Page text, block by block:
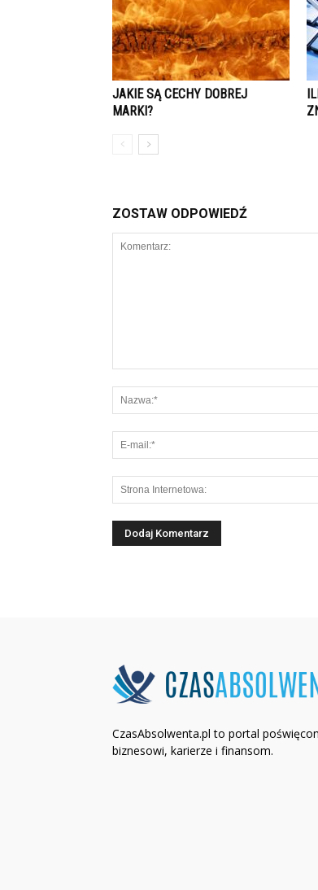
JAKIE SĄ CECHY DOBREJ
MARKI?
ZOSTAW ODPOWIEDŹ
CzasAbsolwenta.pl to portal
biznesowi, karierze i finansom.